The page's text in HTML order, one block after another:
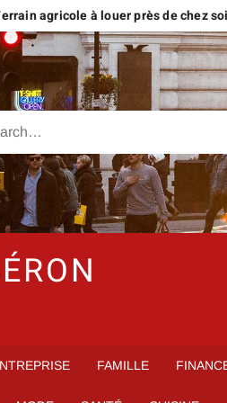
à louer près de chez soi :
FAMILLE